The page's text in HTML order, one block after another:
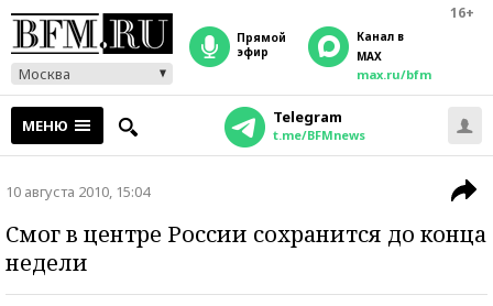
16+
Москва
прямой
эфир
Канал в
MAX
max.ru/bfm
МЕНЮ Telegram
t.me/BFMnews
10 августа 2010, 15:04
Смог в центре России сохранится до конца
недели